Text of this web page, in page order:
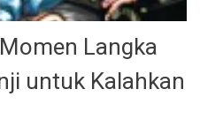
Langka
untuk Kalahkan